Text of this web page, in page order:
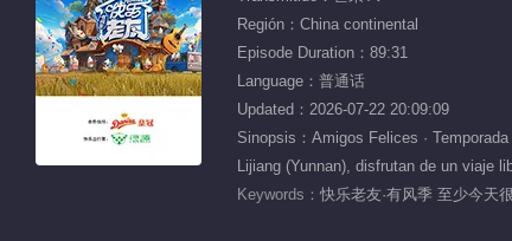
Región：China continental
Episode Duration：89:31
Language：普通话
Updated：2026-07-22 20:09:09
Sinopsis：Amigos Felices ·
Lijiang (Yunnan), disfrutan de un viaje
Keywords： 快乐老友·有风季 至少今天